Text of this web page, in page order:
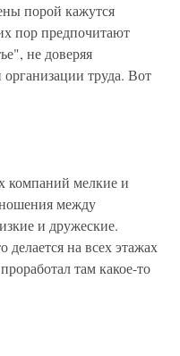
порой кажутся
пор предпочитают
не доверяя
труда. Вот
мелкие и
между
и дружеские.
делается на всех этажах
там какое-то